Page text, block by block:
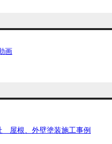
画
屋根、外壁塗装施工事例